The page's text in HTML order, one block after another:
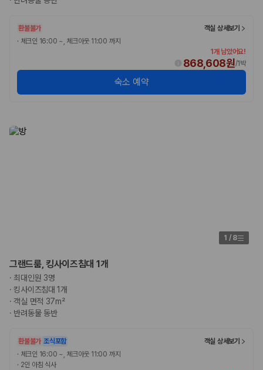
환불불가
객실 상세보기
· 체크인 16:00 ~, 체크아웃 11:00 까지
1개 남았어요!
868,608원/1박
숙소 예약
1 / 8
그랜드룸, 킹사이즈침대 1개
· 최대인원 3명
·킹사이즈침대 1개
·객실 면적 37m²
· 반려동물 동반
환불불가 조식포함
객실 상세보기
· 체크인 16:00 ~, 체크아웃 11:00 까지
· 2인 아침 식사